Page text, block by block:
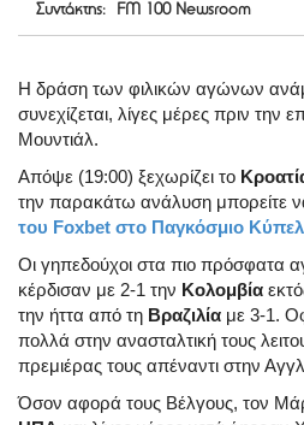
Συντάκτης: FM 100 Newsroom
Η δράση των φιλικών αγώνων
συνεχίζεται, λίγες μέρες πριν την
Μουντιάλ.
Απόψε (19:00) ξεχωρίζει το
την παρακάτω ανάλυση μπορείτε να
του Foxbet στο Παγκόσμιο
Οι γηπεδούχοι στα πιο πρόσφατα
κέρδισαν με 2-1 την Κολομβία
την ήττα από τη Βραζιλία με 3-1.
πολλά στην ανασταλτική τους
πρεμιέρας τους απέναντι στην
Όσον αφορά τους Βέλγους, τον